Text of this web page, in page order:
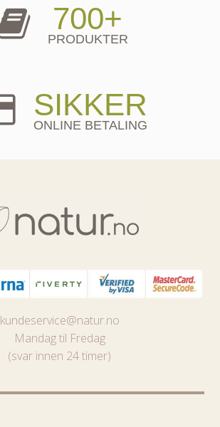
700+
PRODUKTER
SIKKER
ONLINE BETALING
kundeservice@natur.no
Mandag til Fredag
(svar innen 24 timer)